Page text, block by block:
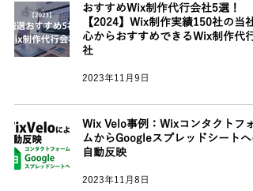
おすすめWix制作代行会社5選！
【2024】Wix制作実績150社の当社
心からおすすめできるWix制作代行
社
2023年11月9日
Wix Velo事例：Wixコンタクトフォ
ムからGoogleスプレッドシートへ
自動反映
2023年11月8日